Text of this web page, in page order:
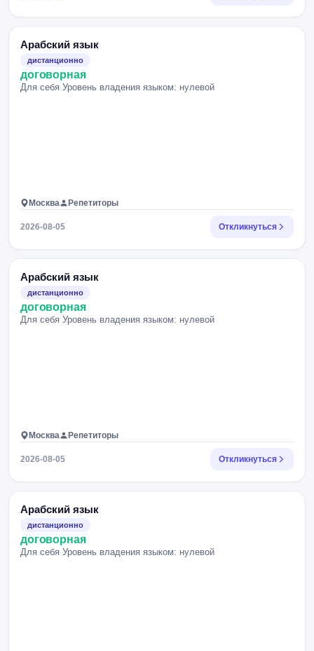
Арабский язык
дистанционно
договорная
Для себя Уровень владения языком: нулевой
Москва Репетиторы
2026-08-05 Откликнуться
Арабский язык
дистанционно
договорная
Для себя Уровень владения языком: нулевой
Москва Репетиторы
2026-08-05 Откликнуться
Арабский язык
дистанционно
договорная
Для себя Уровень владения языком: нулевой